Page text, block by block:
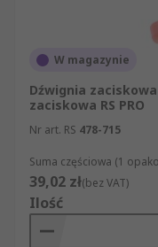
W magazynie
Dźwignia
zaciskowa RS PRO
Nr art. RS 478-715
Suma częściowa (1
39,02 zł(bez VAT)
Ilość